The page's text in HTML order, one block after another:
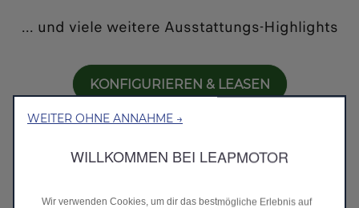
... und viele weitere Ausstattungs-Highlights
KONFIGURIEREN & LEASEN
WEITER OHNE ANNAHME →
WILLKOMMEN BEI LEAPMOTOR
Wir verwenden Cookies, um dir das bestmögliche Erlebnis auf